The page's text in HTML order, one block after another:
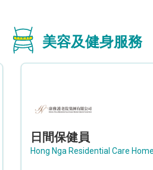
美容及健身服務
日間保健員
Hong Nga Residential Care